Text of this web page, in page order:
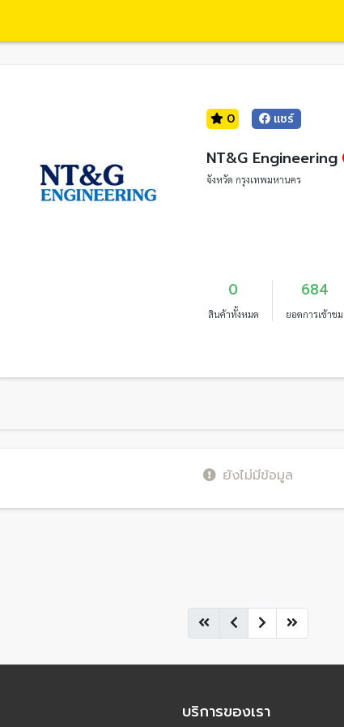
0 แชร์
NT&G Engineering
จังหวัด กรุงเทพมหานคร
0
สินค้าทั้งหมด
684
ยอดการเข้าชม
ยังไม่มีข้อมูล
บริการของเรา